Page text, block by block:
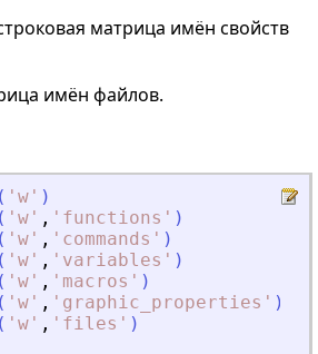
матрица имён свойств
имён файлов.
( ' w ' )
( ' w ' , ' functions ' )
( ' w ' , ' commands ' )
( ' w ' , ' variables ' )
( ' w ' , ' macros ' )
( ' w ' , ' graphic_properties ' )
( ' w ' , ' files ' )